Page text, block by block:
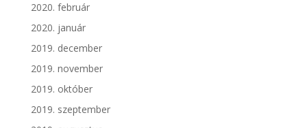
2020. február
2020. január
2019. december
2019. november
2019. október
2019. szeptember